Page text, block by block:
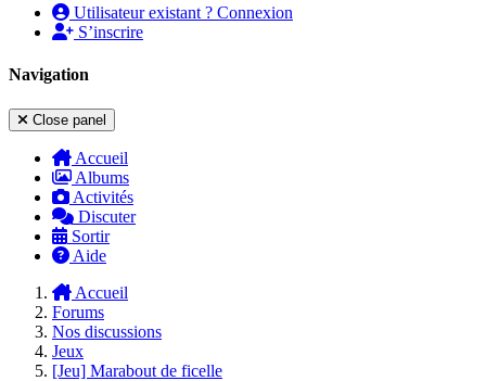
Utilisateur existant ? Connexion
S’inscrire
Navigation
Close panel
Accueil
Albums
Activités
Discuter
Sortir
Aide
Accueil
Forums
Nos discussions
Jeux
[Jeu] Marabout de ficelle